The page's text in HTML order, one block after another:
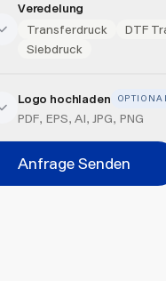
Veredelung
Transferdruck
DTF
Siebdruck
Veredelung hinzufügen
Position
Bitte wählen...
Logo hochladen OPTIONAL
PDF, EPS, AI, JPG, PNG
Anfrage Senden